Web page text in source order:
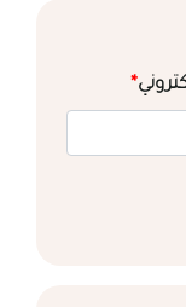
*